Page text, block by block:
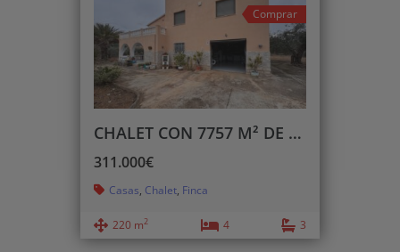
Comprar
CHALET CON 7757 M² DE PARCELA
311.000€
Casas, Chalet, Finca
220 m2 4 3